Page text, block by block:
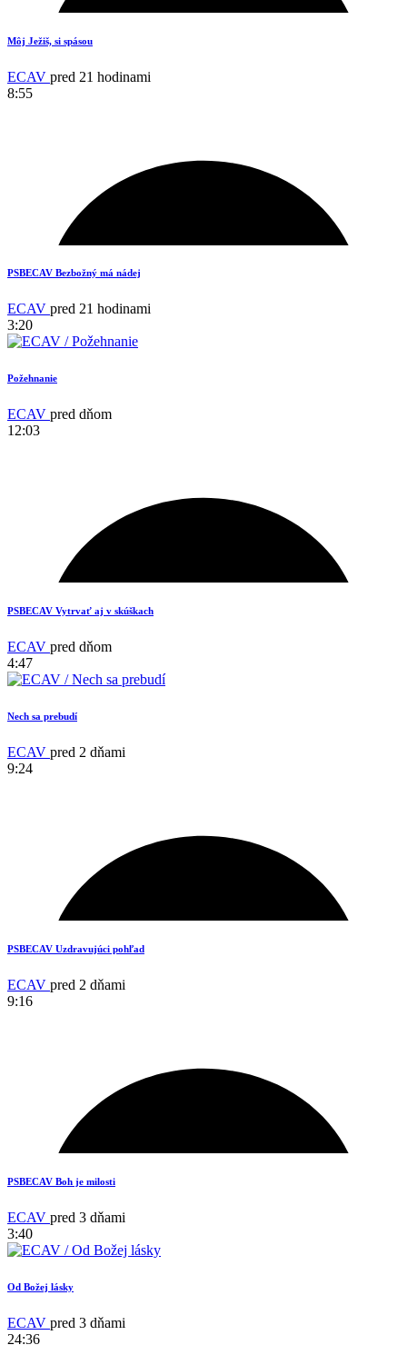
2
Môj Ježiš, si spásou
ECAV pred 21 hodinami
8:55
PSBECAV Bezbožný má nádej
ECAV pred 21 hodinami
3:20
Požehnanie
ECAV pred dňom
12:03
PSBECAV Vytrvať aj v skúškach
ECAV pred dňom
4:47
Nech sa prebudí
ECAV pred 2 dňami
9:24
13
PSBECAV Uzdravujúci pohľad
ECAV pred 2 dňami
9:16
PSBECAV Boh je milosti
ECAV pred 3 dňami
3:40
Od Božej lásky
ECAV pred 3 dňami
24:36